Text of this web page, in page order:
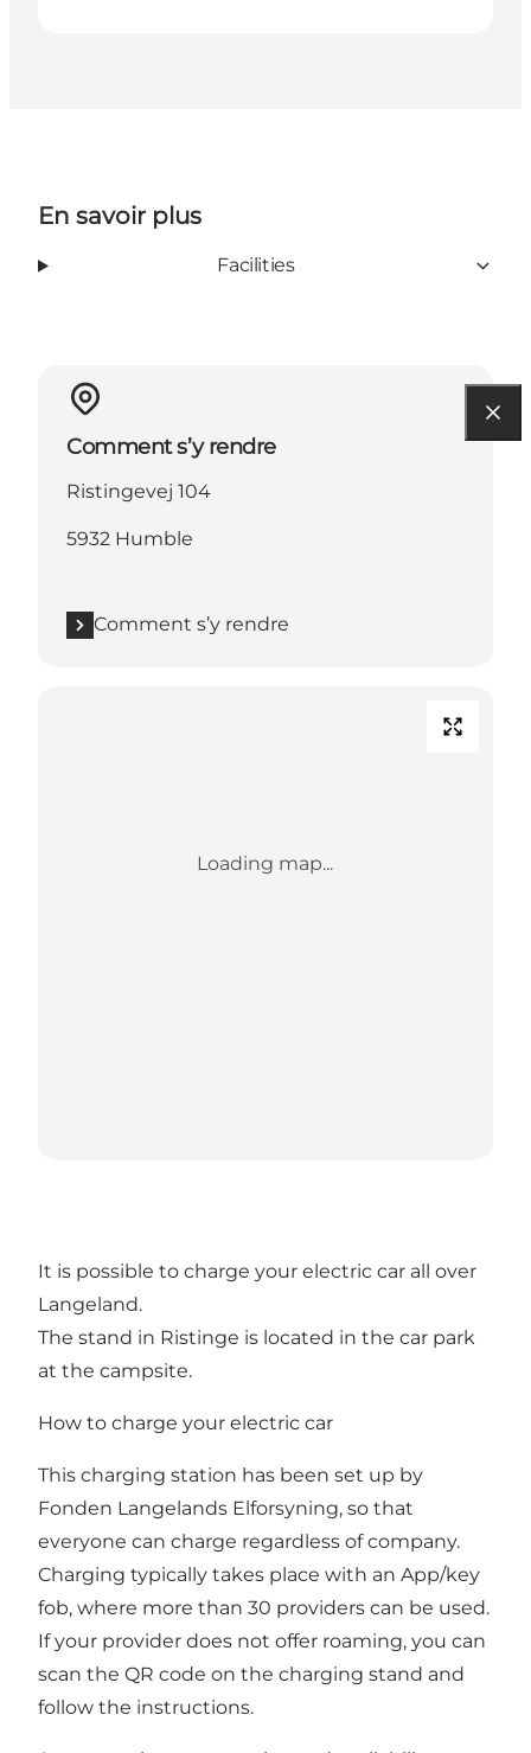
En savoir plus
Facilities
Comment s’y rendre
Ristingevej 104
5932 Humble
Comment s’y rendre
Loading map...
It is possible to charge your electric car all over
Langeland.
The stand in Ristinge is located in the car park
at the campsite.
How to charge your electric car
This charging station has been set up by
Fonden Langelands Elforsyning, so that
everyone can charge regardless of company.
Charging typically takes place with an App/key
fob, where more than 30 providers can be used.
If your provider does not offer roaming, you can
scan the QR code on the charging stand and
follow the instructions.